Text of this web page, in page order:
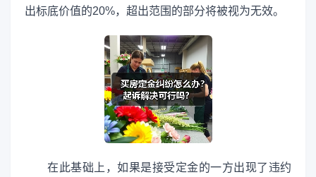
出标底价值的20%，超出范围的部分将被视为无效。
在此基础上，如果是接受定金的一方出现了违约